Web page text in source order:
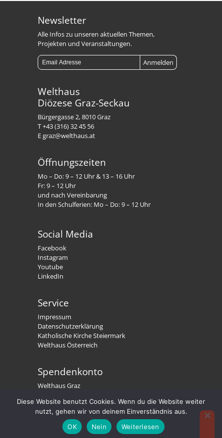
Newsletter
Alle Infos zu unseren aktuellen Themen,
Projekten und Veranstaltungen.
Welthaus
Diözese Graz-Seckau
Bürgergasse 2, 8010 Graz
T +43 (316) 32 45 56
E graz@welthaus.at
Öffnungszeiten
Mo – Do: 9 – 12 Uhr & 13 – 16 Uhr
Fr: 9 – 12 Uhr
und nach Vereinbarung
In den Schulferien: Mo – Do: 9 – 12 Uhr
Social Media
Facebook
Instagram
Youtube
LinkedIn
Service
Impressum
Datenschutzerklärung
Katholische Kirche Steiermark
Welthaus Österreich
Spendenkonto
Welthaus Graz
BIC: STSPAT2GXXX
Welthaus. Wir stärken Menschen.
Diese Website benutzt Cookies. Wenn du die Website weiter
nutzt, gehen wir von deinem Einverständnis aus.
OK
Nein Weiterlesen